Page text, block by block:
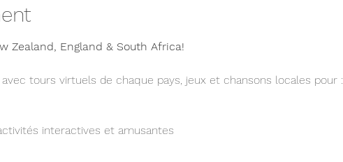
Zealand, England & South Africa!
tours virtuels de chaque pays, jeux et chansons locales pour :
interactives et amusantes